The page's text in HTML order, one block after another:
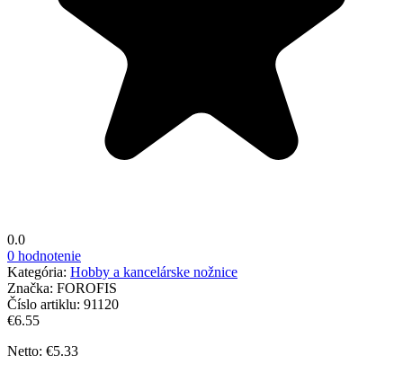
0.0
0 hodnotenie
Kategória: Hobby a kancelárske nožnice
Značka: FOROFIS
Číslo artiklu: 91120
€6.55
Netto: €5.33